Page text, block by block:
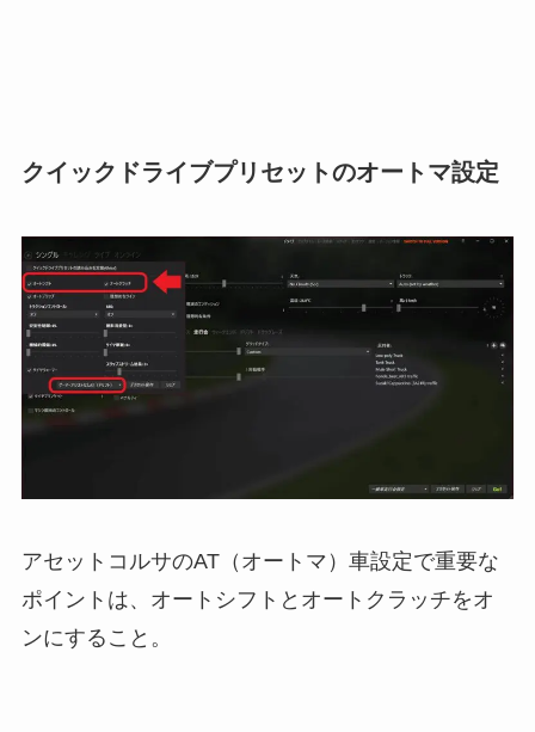
クイックドライブプリセットのオートマ設定
アセットコルサのAT（オートマ）車設定で重要な
ポイントは、オートシフトとオートクラッチをオ
ンにすること。